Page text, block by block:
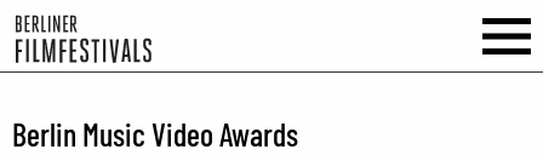
Berlin Music Video Awards